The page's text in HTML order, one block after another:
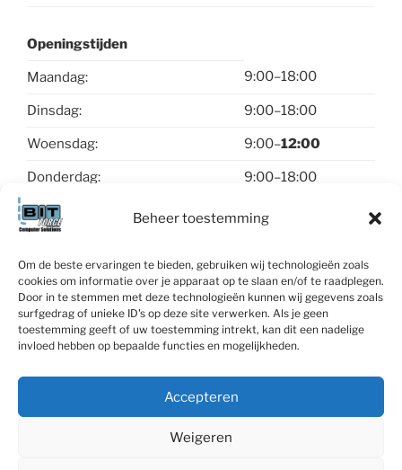
Beheer toestemming
Om de beste ervaringen te bieden, gebruiken wij technologieën zoals
cookies om informatie over je apparaat op te slaan en/of te raadplegen.
Door in te stemmen met deze technologieën kunnen wij gegevens zoals
surfgedrag of unieke ID's op deze site verwerken. Als je geen
toestemming geeft of uw toestemming intrekt, kan dit een nadelige
invloed hebben op bepaalde functies en mogelijkheden.
Accepteren
Weigeren
Openingstijden
Maandag: 9:00–18:00
Dinsdag: 9:00–18:00
Woensdag: 9:00–12:00
Donderdag: 9:00–18:00
Vrijdag: 9:00–18:00
Contact
WhatsApp